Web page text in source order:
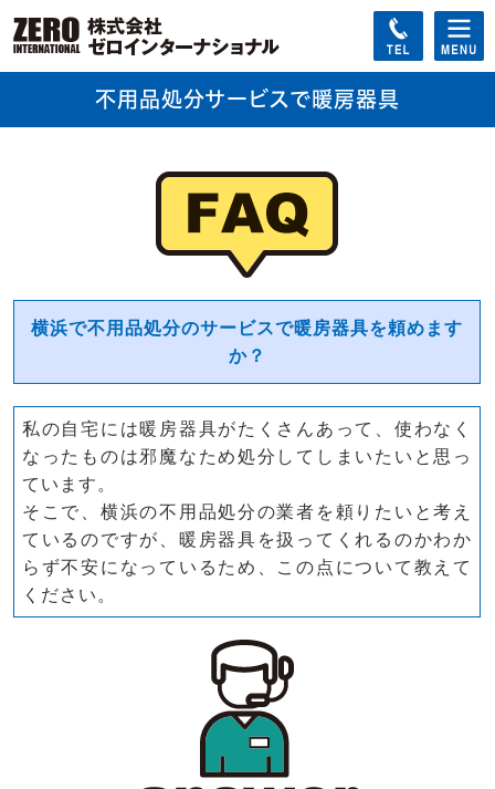
不用品処分サービスで暖房器具
横浜で不用品処分のサービスで暖房器具を頼めます
か？
私の自宅には暖房器具がたくさんあって、使わなく
なったものは邪魔なため処分してしまいたいと思っ
ています。
そこで、横浜の不用品処分の業者を頼りたいと考え
ているのですが、暖房器具を扱ってくれるのかわか
らず不安になっているため、この点について教えて
ください。